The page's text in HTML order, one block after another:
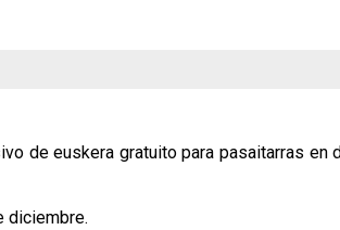
de euskera gratuito para pasaitarras
diciembre.